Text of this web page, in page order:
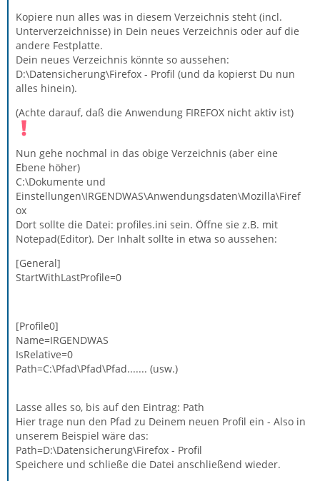
Kopiere nun alles was in diesem Verzeichnis steht (incl.
Unterverzeichnisse) in Dein neues Verzeichnis oder auf die
andere Festplatte.
Dein neues Verzeichnis könnte so aussehen:
D:\Datensicherung\Firefox - Profil (und da kopierst Du nun
alles hinein).
(Achte darauf, daß die Anwendung FIREFOX nicht aktiv ist)
Nun gehe nochmal in das obige Verzeichnis (aber eine
Ebene höher)
C:\Dokumente und
Einstellungen\IRGENDWAS\Anwendungsdaten\Mozilla\Firef
ox
Dort sollte die Datei: profiles.ini sein. Öffne sie z.B. mit
Notepad(Editor). Der Inhalt sollte in etwa so aussehen:
[General]
StartWithLastProfile=0
[Profile0]
Name=IRGENDWAS
IsRelative=0
Path=C:\Pfad\Pfad\Pfad....... (usw.)
Lasse alles so, bis auf den Eintrag: Path
Hier trage nun den Pfad zu Deinem neuen Profil ein - Also in
unserem Beispiel wäre das:
Path=D:\Datensicherung\Firefox - Profil
Speichere und schließe die Datei anschließend wieder.